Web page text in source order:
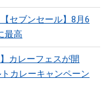
セブンセール】8月6
最高
カレーフェスが開
カレーキャンペーン